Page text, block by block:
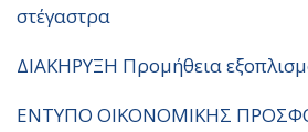
στέγαστρα
ΔΙΑΚΗΡΥΞΗ Προμήθεια
ΕΝΤΥΠΟ ΟΙΚΟΝΟΜΙΚΗΣ